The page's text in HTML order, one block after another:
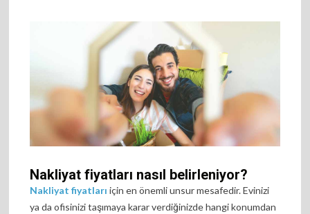
Nakliyat fiyatları nasıl belirleniyor?
Nakliyat fiyatları için en önemli unsur mesafedir. Evinizi
ya da ofisinizi taşımaya karar verdiğinizde hangi konumdan